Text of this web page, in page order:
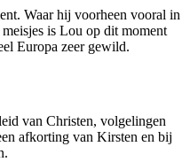
Waar hij voorheen vooral in
is Lou op dit moment
Europa zeer gewild.
van Christen, volgelingen
afkorting van Kirsten en bij